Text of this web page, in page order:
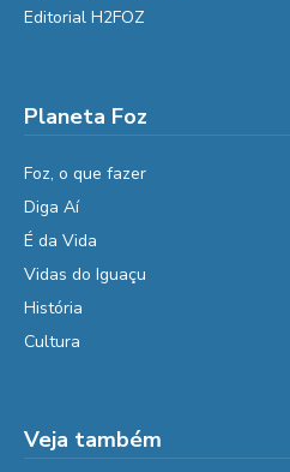
Editorial H2FOZ
Planeta Foz
Foz, o que fazer
Diga Aí
É da Vida
Vidas do Iguaçu
História
Cultura
Veja também